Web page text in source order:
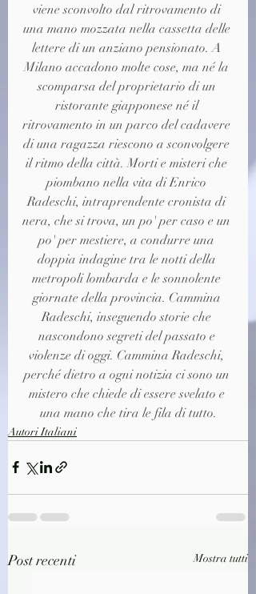
viene sconvolto dal ritrovamento di
una mano mozzata nella cassetta delle
lettere di un anziano pensionato. A
Milano accadono molte cose, ma né la
scomparsa del proprietario di un
ristorante giapponese né il
ritrovamento in un parco del cadavere
di una ragazza riescono a sconvolgere
il ritmo della città. Morti e misteri che
piombano nella vita di Enrico
Radeschi, intraprendente cronista di
nera, che si trova, un po' per caso e un
po' per mestiere, a condurre una
doppia indagine tra le notti della
metropoli lombarda e le sonnolente
giornate della provincia. Cammina
Radeschi, inseguendo storie che
nascondono segreti del passato e
violenze di oggi. Cammina Radeschi,
perché dietro a ogni notizia ci sono un
mistero che chiede di essere svelato e
una mano che tira le fila di tutto.
Autori Italiani
Post recenti Mostra tutti